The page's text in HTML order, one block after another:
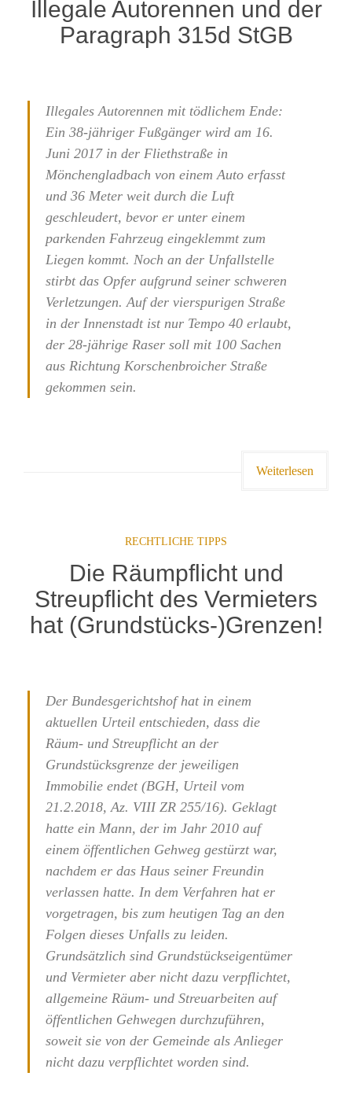
Illegale Autorennen und der
Paragraph 315d StGB
Illegales Autorennen mit tödlichem Ende:
Ein 38-jähriger Fußgänger wird am 16.
Juni 2017 in der Fliethstraße in
Mönchengladbach von einem Auto erfasst
und 36 Meter weit durch die Luft
geschleudert, bevor er unter einem
parkenden Fahrzeug eingeklemmt zum
Liegen kommt. Noch an der Unfallstelle
stirbt das Opfer aufgrund seiner schweren
Verletzungen. Auf der vierspurigen Straße
in der Innenstadt ist nur Tempo 40 erlaubt,
der 28-jährige Raser soll mit 100 Sachen
aus Richtung Korschenbroicher Straße
gekommen sein.
Weiterlesen
RECHTLICHE TIPPS
Die Räumpflicht und
Streupflicht des Vermieters
hat (Grundstücks-)Grenzen!
Der Bundesgerichtshof hat in einem
aktuellen Urteil entschieden, dass die
Räum- und Streupflicht an der
Grundstücksgrenze der jeweiligen
Immobilie endet (BGH, Urteil vom
21.2.2018, Az. VIII ZR 255/16). Geklagt
hatte ein Mann, der im Jahr 2010 auf
einem öffentlichen Gehweg gestürzt war,
nachdem er das Haus seiner Freundin
verlassen hatte. In dem Verfahren hat er
vorgetragen, bis zum heutigen Tag an den
Folgen dieses Unfalls zu leiden.
Grundsätzlich sind Grundstückseigentümer
und Vermieter aber nicht dazu verpflichtet,
allgemeine Räum- und Streuarbeiten auf
öffentlichen Gehwegen durchzuführen,
soweit sie von der Gemeinde als Anlieger
nicht dazu verpflichtet worden sind.